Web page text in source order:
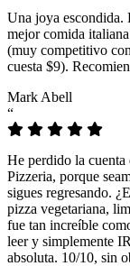
Una joya escondida.
mejor comida
(muy competitivo
cuesta $9).
Mark Abell
“
He perdido la cuenta
Pizzeria, porque
sigues regresando.
pizza vegetariana,
fue tan increíble
leer y simplemente
absoluta. 10/10, sin